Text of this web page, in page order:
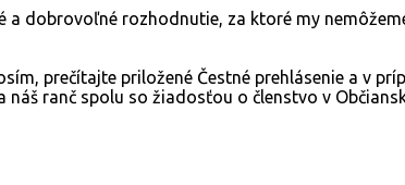
dobrovoľné rozhodnutie, za ktoré my
prečítajte priložené Čestné prehlásenie a v
ranč spolu so žiadosťou o členstvo v